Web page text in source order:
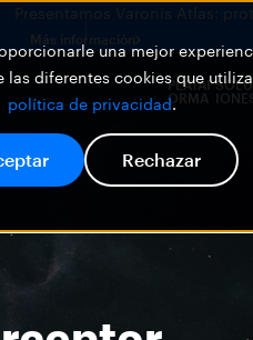
una mejor
diferentes cookies que
política de privacidad.
Rechazar
Presentamos Varonis Atlas:
Más información
PLATAF
ORMA